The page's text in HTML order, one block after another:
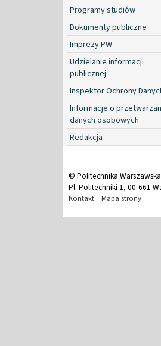
Programy studiów
Dokumenty publiczne
Imprezy PW
Udzielanie informacji
publicznej
Inspektor Ochrony
Informacje o
danych osobowych
Redakcja
© Politechnika Warszawska
Pl. Politechniki 1, 00-661
Kontakt Mapa strony